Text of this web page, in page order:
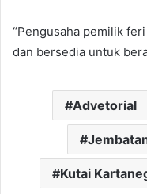
“Pengusaha pemilik
dan bersedia untuk
Advetorial
Kutai